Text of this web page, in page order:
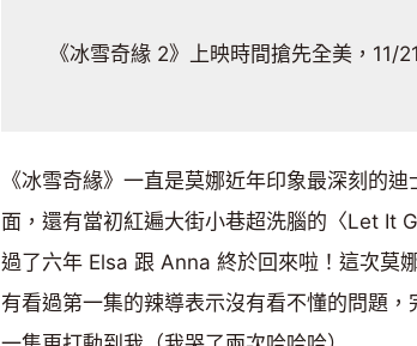
《冰雪奇緣 2》上映時間搶先全美，11/
《冰雪奇緣》一直是莫娜近年印象最深刻的
面，還有當初紅遍大街小巷超洗腦的〈Let It
過了六年 Elsa 跟 Anna 終於回來啦！這次莫
有看過第一集的辣導表示沒有看不懂的問題